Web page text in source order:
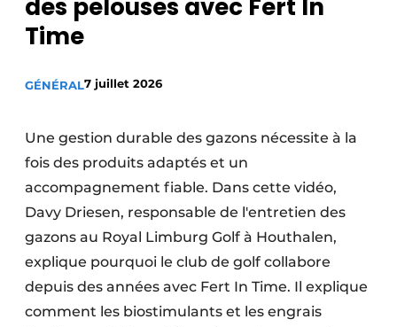
des pelouses avec Fert In
Time
GÉNÉRAL7 juillet 2026
Une gestion durable des gazons nécessite à la
fois des produits adaptés et un
accompagnement fiable. Dans cette vidéo,
Davy Driesen, responsable de l'entretien des
gazons au Royal Limburg Golf à Houthalen,
explique pourquoi le club de golf collabore
depuis des années avec Fert In Time. Il explique
comment les biostimulants et les engrais